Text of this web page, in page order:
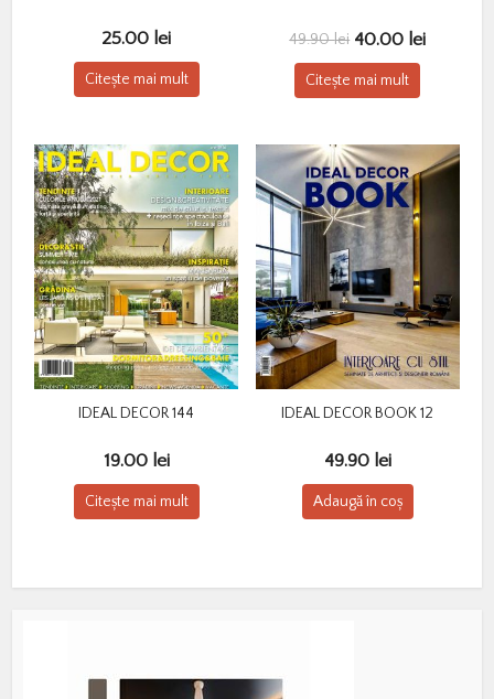
25.00 lei
Citește mai mult
49.90lei Prețul
inițial
a
40.00 leiPrețul
Citește mai mult
IDEAL DECOR 144
19.00 lei
Citește mai mult
IDEAL DECOR BOOK 12
49.90 lei
Adaugă în coș